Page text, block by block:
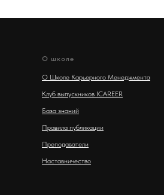
О школе
О Школе Карьерного Менеджмента
Клуб выпускников ICAREER
База знаний
Правила публикации
Преподаватели
Наставничество